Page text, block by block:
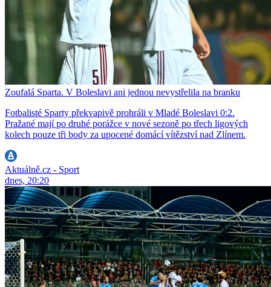
Zoufalá Sparta. V Boleslavi ani jednou nevystřelila na branku
Fotbalisté Sparty překvapivě prohráli v Mladé Boleslavi 0:2.
Pražané mají po druhé porážce v nové sezoně po třech ligových
kolech pouze tři body za upocené domácí vítězství nad Zlínem.
Aktuálně.cz - Sport
dnes, 20:20